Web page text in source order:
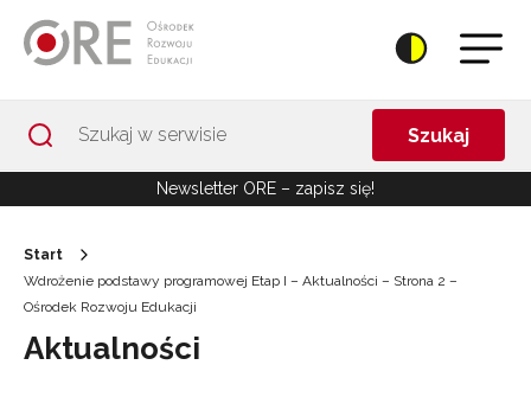
Szukaj
Newsletter ORE – zapisz się!
Start
Wdrożenie podstawy programowej Etap I – Aktualności – Strona 2 –
Ośrodek Rozwoju Edukacji
Aktualności